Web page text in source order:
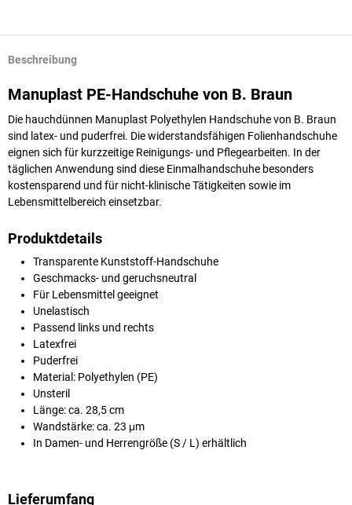
Beschreibung
Manuplast PE-Handschuhe von B. Braun
Die hauchdünnen Manuplast Polyethylen Handschuhe von B. Braun
sind latex- und puderfrei. Die widerstandsfähigen Folienhandschuhe
eignen sich für kurzzeitige Reinigungs- und Pflegearbeiten. In der
täglichen Anwendung sind diese Einmalhandschuhe besonders
kostensparend und für nicht-klinische Tätigkeiten sowie im
Lebensmittelbereich einsetzbar.
Produktdetails
Transparente Kunststoff-Handschuhe
Geschmacks- und geruchsneutral
Für Lebensmittel geeignet
Unelastisch
Passend links und rechts
Latexfrei
Puderfrei
Material: Polyethylen (PE)
Unsteril
Länge: ca. 28,5 cm
Wandstärke: ca. 23 μm
In Damen- und Herrengröße (S / L) erhältlich
Lieferumfang